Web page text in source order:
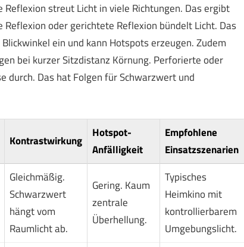
streut Licht in viele Richtungen. Das ergibt
oder gerichtete Reflexion bündelt Licht. Das
ein und kann Hotspots erzeugen. Zudem
bei kurzer Sitzdistanz Körnung. Perforierte oder
durch. Das hat Folgen für Schwarzwert und
Kontrastwirkung
Hotspot-
Anfälligkeit
Empfohlene
Einsatzszenarien
Gleichmäßig.
Schwarzwert
hängt vom
Raumlicht ab.
Gering. Kaum
zentrale
Überhellung.
Typisches
Heimkino mit
kontrollierbarem
Umgebungslicht.